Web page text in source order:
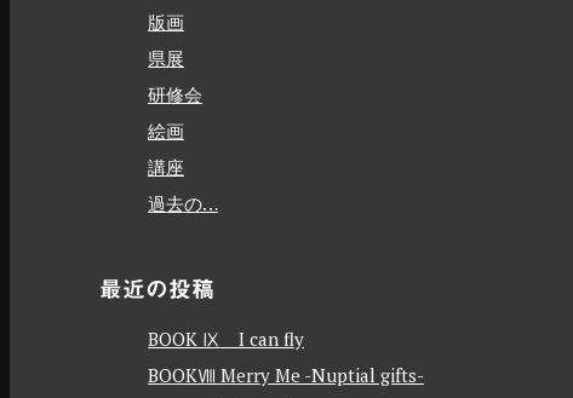
版画
県展
研修会
絵画
講座
過去の…
最近の投稿
BOOK Ⅸ I can fly
BOOKⅧ Merry Me -Nuptial gifts-